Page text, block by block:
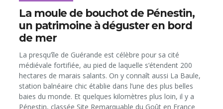
La moule de bouchot de Pénestin,
un patrimoine à déguster en bord
de mer
La presqu’île de Guérande est célèbre pour sa cité
médiévale fortifiée, au pied de laquelle s’étendent 200
hectares de marais salants. On y connaît aussi La Baule,
station balnéaire chic établie dans l’une des plus belles
baies du monde. Et quelques kilomètres plus loin, il y a
Pénestin, classée Site Remarquable du Goût en France